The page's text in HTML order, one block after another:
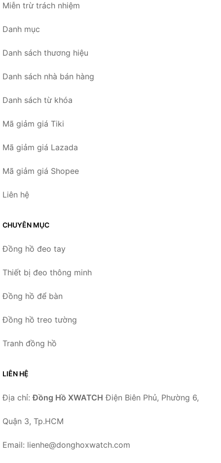
Miễn trừ trách nhiệm
Danh mục
Danh sách thương hiệu
Danh sách nhà bán hàng
Danh sách từ khóa
Mã giảm giá Tiki
Mã giảm giá Lazada
Mã giảm giá Shopee
Liên hệ
CHUYÊN MỤC
Đồng hồ đeo tay
Thiết bị đeo thông minh
Đồng hồ để bàn
Đồng hồ treo tường
Tranh đồng hồ
LIÊN HỆ
Địa chỉ:Đồng Hồ XWATCH Điện Biên Phủ, Phường 6,
Quận 3, Tp.HCM
Email: lienhe@donghoxwatch.com